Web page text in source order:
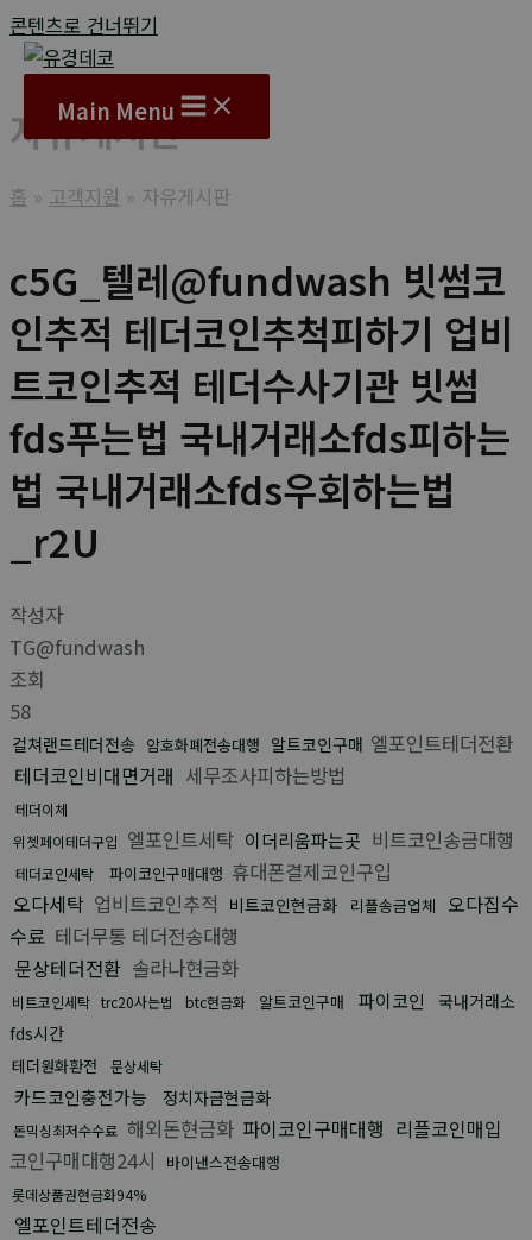
콘텐츠로 건너뛰기
Main Menu
자유게시판
홈 고객지원 자유게시판
c5G_텔레@fundwash 빗썸코
인추적 테더코인추척피하기 업비
트코인추적 테더수사기관 빗썸
fds푸는법 국내거래소fds피하는
법 국내거래소fds우회하는법
_r2U
작성자
TG@fundwash
조회
58
컬쳐랜드테더전송 암호화폐전송대행 알트코인구매 엘포인트테더전환
테더코인비대면거래 세무조사피하는방법
테더이체
위쳇페이테더구입 엘포인트세탁 이더리움파는곳 비트코인송금대행
테더코인세탁 파이코인구매대행 휴대폰결제코인구입
오다세탁 업비트코인추적 비트코인현금화 리플송금업체
오다집수
수료 테더무통 테더전송대행
문상테더전환 솔라나현금화
비트코인세탁 trc20사는법 btc현금화 알트코인구매 파이코인
국내거래소
fds시간
테더원화환전 문상세탁
카드코인충전가능 정치자금현금화
돈믹싱최저수수료 해외돈현금화 파이코인구매대행 리플코인매입
코인구매대행24시
바이낸스전송대행
롯데상품권현금화94%
엘포인트테더전송